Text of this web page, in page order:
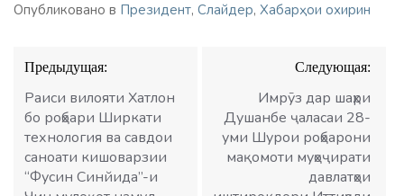
Опубликовано в Президент, Слайдер, Хабарҳои охирин
Навигация
по
записям
Предыдущая:
Раиси вилояти Хатлон
бо роҳбари Ширкати
технология ва савдои
саноати кишоварзии
“Фусин Синйида”-и
Следующая:
Имрӯз дар шаҳри
Душанбе ҷаласаи 28-
уми Шурои роҳбарони
мақомоти муҳоҷирати
давлатҳои